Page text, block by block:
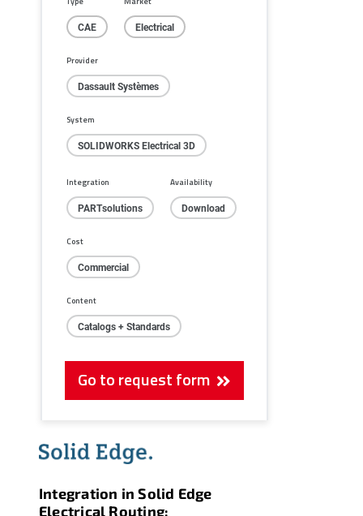
CAE Electrical
Provider
Dassault Systèmes
System
SOLIDWORKS Electrical 3D
Integration
PARTsolutions
Availability
Download
Cost
Commercial
Content
Catalogs + Standards
Go to request form
Integration in Solid Edge
Electrical Routing: